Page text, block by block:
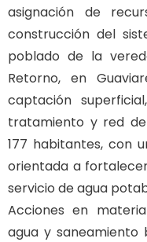
asignación de
construcción del
poblado de la
Retorno, en
captación
tratamiento y red
177 habitantes, con
orientada a
servicio de agua
Acciones en
agua y